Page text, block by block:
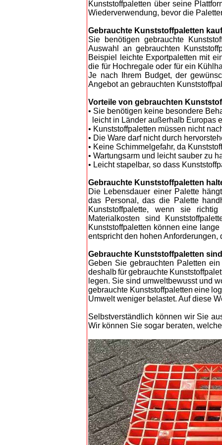
Kunststoffpaletten über seine
Wiederverwendung, bevor die
Gebrauchte Kunststoffpaletten
Sie benötigen gebrauchte
Auswahl an gebrauchten
Beispiel leichte Exportpaletten mit
die für Hochregale oder für ein
Je nach Ihrem Budget, der
Angebot an gebrauchten
Vorteile von gebrauchten
• Sie benötigen keine besondere
leicht in Länder außerhalb Europas
• Kunststoffpaletten müssen nicht
• Die Ware darf nicht durch
• Keine Schimmelgefahr, da
• Wartungsarm und leicht sauber zu
• Leicht stapelbar, so dass
Gebrauchte Kunststoffpaletten
Die Lebensdauer einer Palette
das Personal, das die Palette
Kunststoffpalette, wenn sie
Materialkosten sind
Kunststoffpaletten können eine
entspricht den hohen
Gebrauchte Kunststoffpaletten
Geben Sie gebrauchten Paletten
deshalb für gebrauchte
legen. Sie sind umweltbewusst und
gebrauchte Kunststoffpaletten eine
Umweltweniger belastet. Auf diese
Selbstverständlich können wir Sie
Wir können Sie sogar beraten,